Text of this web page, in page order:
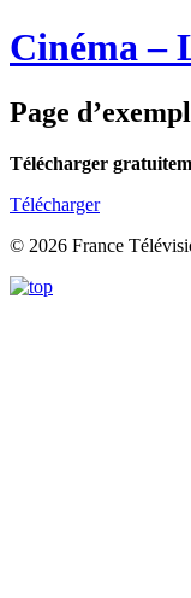
Cinéma –
Page
Télécharger
Télécharger
© 2026 France